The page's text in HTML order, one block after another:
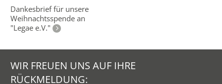
Dankesbrief für unsere
Weihnachtsspende an
"Legae e.V."
WIR FREUEN UNS AUF IHRE
RÜCKMELDUNG: